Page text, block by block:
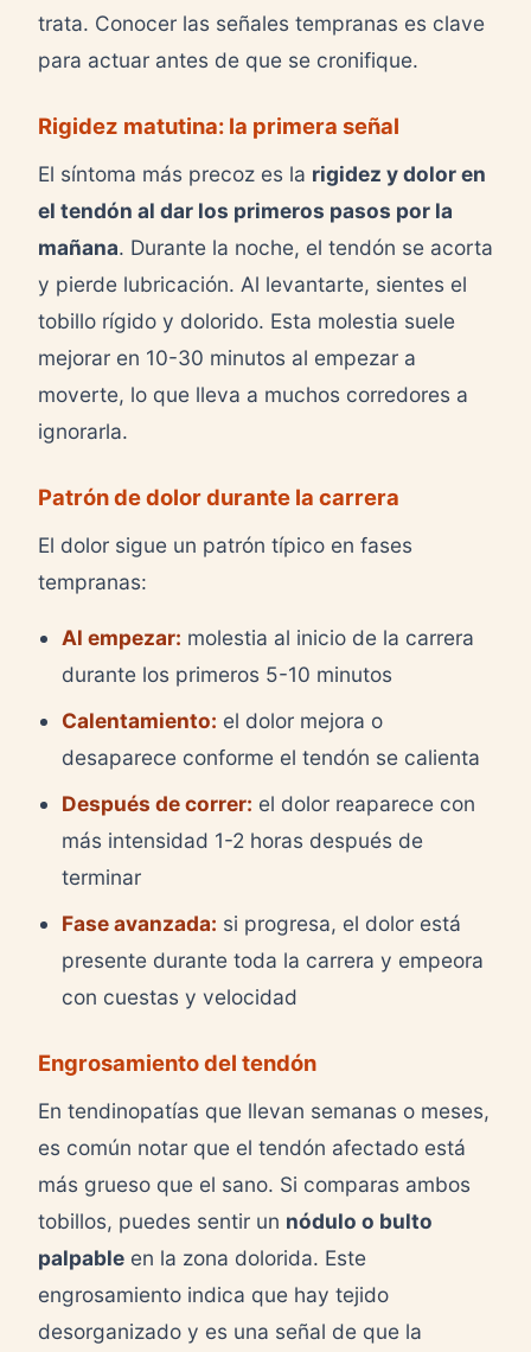
trata. Conocer las señales tempranas es clave
para actuar antes de que se cronifique.
Rigidez matutina: la primera señal
El síntoma más precoz es la rigidez y dolor en
el tendón al dar los primeros pasos por la
mañana. Durante la noche, el tendón se acorta
y pierde lubricación. Al levantarte, sientes el
tobillo rígido y dolorido. Esta molestia suele
mejorar en 10-30 minutos al empezar a
moverte, lo que lleva a muchos corredores a
ignorarla.
Patrón de dolor durante la carrera
El dolor sigue un patrón típico en fases
tempranas:
Al empezar: molestia al inicio de la carrera
durante los primeros 5-10 minutos
Calentamiento: el dolor mejora o
desaparece conforme el tendón se calienta
Después de correr: el dolor reaparece con
más intensidad 1-2 horas después de
terminar
Fase avanzada: si progresa, el dolor está
presente durante toda la carrera y empeora
con cuestas y velocidad
Engrosamiento del tendón
En tendinopatías que llevan semanas o meses,
es común notar que el tendón afectado está
más grueso que el sano. Si comparas ambos
tobillos, puedes sentir un nódulo o bulto
palpable en la zona dolorida. Este
engrosamiento indica que hay tejido
desorganizado y es una señal de que la